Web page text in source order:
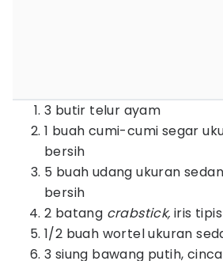
3 butir telur ayam
1 buah cumi-cumi segar
bersih
5 buah udang ukuran
bersih
2 batang crabstick, iris tipis
1/2 buah wortel ukuran
3 siung bawang putih,